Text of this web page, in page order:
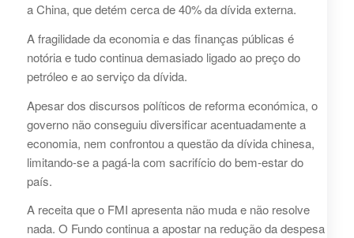
a China, que detém cerca de 40% da dívida externa.
A fragilidade da economia e das finanças públicas é
notória e tudo continua demasiado ligado ao preço do
petróleo e ao serviço da dívida.
Apesar dos discursos políticos de reforma económica, o
governo não conseguiu diversificar acentuadamente a
economia, nem confrontou a questão da dívida chinesa,
limitando-se a pagá-la com sacrifício do bem-estar do
país.
A receita que o FMI apresenta não muda e não resolve
nada. O Fundo continua a apostar na redução da despesa